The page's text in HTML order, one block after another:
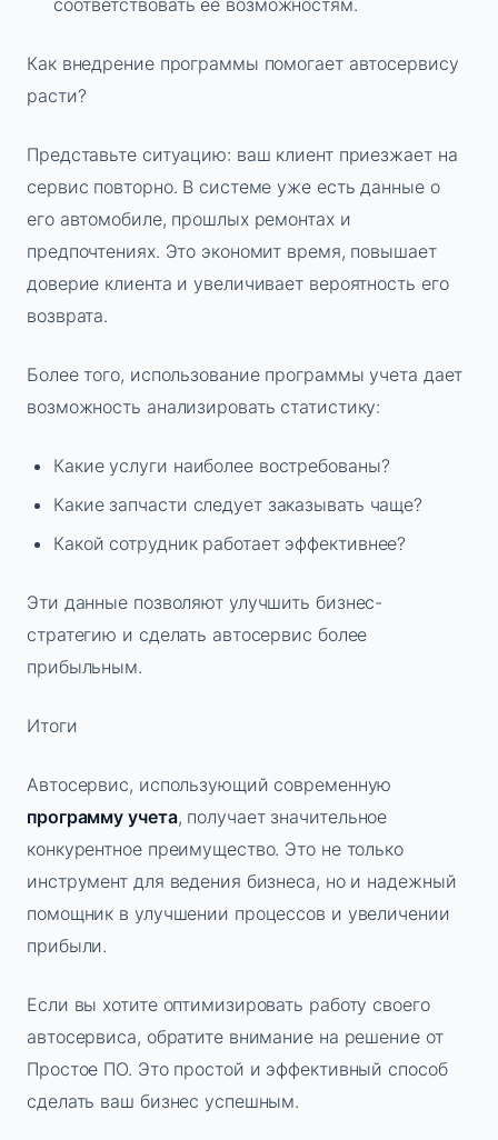
соответствовать её возможностям.
Как внедрение программы помогает автосервису
расти?
Представьте ситуацию: ваш клиент приезжает на
сервис повторно. В системе уже есть данные о
его автомобиле, прошлых ремонтах и
предпочтениях. Это экономит время, повышает
доверие клиента и увеличивает вероятность его
возврата.
Более того, использование программы учета дает
возможность анализировать статистику:
Какие услуги наиболее востребованы?
Какие запчасти следует заказывать чаще?
Какой сотрудник работает эффективнее?
Эти данные позволяют улучшить бизнес-
стратегию и сделать автосервис более
прибыльным.
Итоги
Автосервис, использующий современную
программу учета, получает значительное
конкурентное преимущество. Это не только
инструмент для ведения бизнеса, но и надежный
помощник в улучшении процессов и увеличении
прибыли.
Если вы хотите оптимизировать работу своего
автосервиса, обратите внимание на решение от
Простое ПО. Это простой и эффективный способ
сделать ваш бизнес успешным.